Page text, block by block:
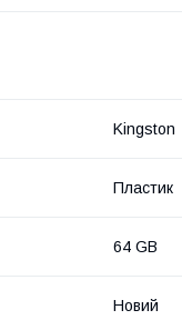
Kingston
Пластик
64 GB
Новий